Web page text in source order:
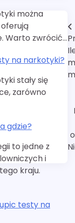
można
Warto zwrócić…
na narkotyki?
stały się
zarówno
gdzie?
to jedne z
i
kraju.
testy na